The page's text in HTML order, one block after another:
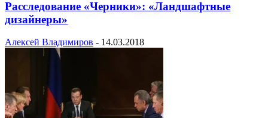
Расследование «Черники»: «Ландшафтные
дизайнеры»
Алексей Владимиров - 14.03.2018